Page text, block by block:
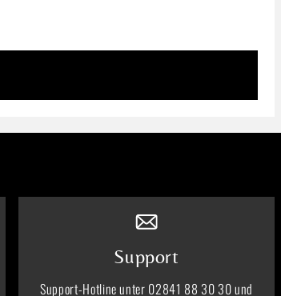
Support
Support-Hotline unter 02841 88 30 30 und